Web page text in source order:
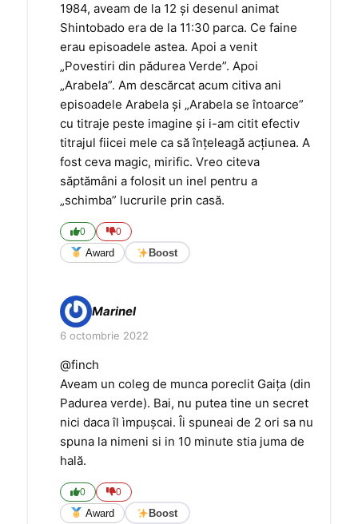
1984, aveam de la 12 și desenul animat
Shintobado era de la 11:30 parca. Ce faine
erau episoadele astea. Apoi a venit
„Povestiri din pădurea Verde”. Apoi
„Arabela”. Am descărcat acum citiva ani
episoadele Arabela și „Arabela se întoarce”
cu titraje peste imagine și i-am citit efectiv
titrajul fiicei mele ca să înțeleagă acțiunea. A
fost ceva magic, mirific. Vreo citeva
săptămâni a folosit un inel pentru a
„schimba” lucrurile prin casă.
0 0
Award Boost
Marinel
6 octombrie 2022
@finch
Aveam un coleg de munca poreclit Gaița (din
Padurea verde). Bai, nu putea tine un secret
nici daca îl ìmpușcai. Îi spuneai de 2 ori sa nu
spuna la nimeni si in 10 minute stia juma de
hală.
0 0
Award Boost